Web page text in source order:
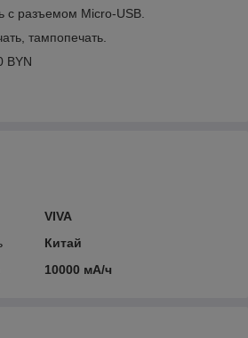
с разъемом Micro-USB.
тампопечать.
BYN
VIVA
Китай
10000 мА/ч